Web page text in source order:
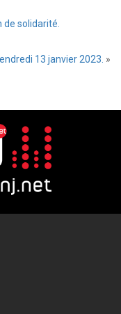
solidarité.
13 janvier 2023. »